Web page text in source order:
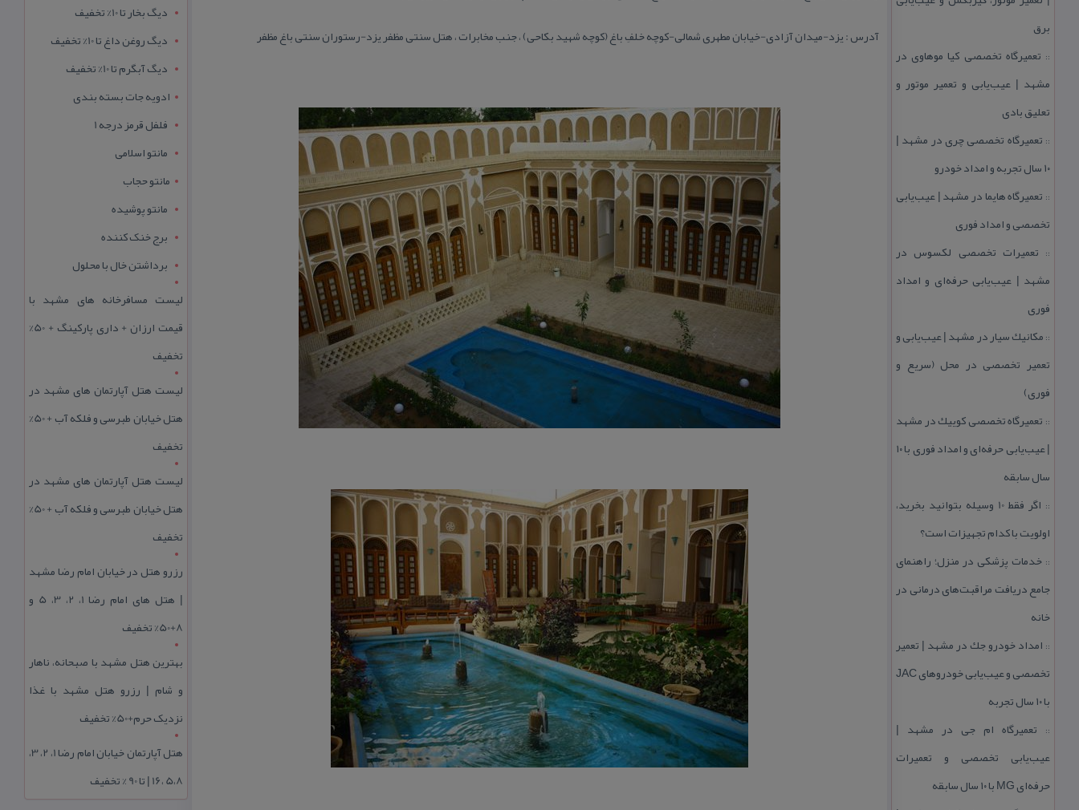
برق
:: تعمیرگاه تخصصی كیا موهاوی در
مشهد | عیب‌یابی و تعمیر موتور و
تعلیق بادی
:: تعمیرگاه تخصصی چری در مشهد |
۱۰ سال تجربه و امداد خودرو
:: تعمیرگاه هایما در مشهد | عیب‌یابی
تخصصی و امداد فوری
:: تعمیرات تخصصی لكسوس در
مشهد | عیب‌یابی حرفه‌ای و امداد
فوری
:: مكانیك سیار در مشهد | عیب‌یابی و
تعمیر تخصصی در محل (سریع و
فوری)
:: تعمیرگاه تخصصی كوییك در مشهد
| عیب‌یابی حرفه‌ای و امداد فوری با ۱۰
سال سابقه
::
اگر فقط 10 وسیله بتوانید بخرید،
اولویت با كدام تجهیزات است؟
:: خدمات پزشكی در منزل؛ راهنمای
جامع دریافت مراقبت‌های درمانی در
خانه
:: امداد خودرو جك در مشهد | تعمیر
تخصصی و عیب‌یابی خودروهای JAC
با ۱۰ سال تجربه
:: تعمیرگاه ام جی در مشهد |
عیب‌یابی تخصصی و تعمیرات
حرفه‌ای MG با ۱۰ سال سابقه
آدرس : یزد-میدان آزادی-خیابان مطهری شمالی-كوچه خلفِ باغ (كوچه شهید بكاحی) ، جنب مخابرات ، هتل سنتی مظفر یزد-رستوران سنتی باغ مظفر
دیگ بخار تا 10% تخفیف
دیگ روغن داغ تا 10% تخفیف
دیگ آبگرم تا 10% تخفیف
ادویه جات بسته بندی
فلفل قرمز درجه 1
مانتو اسلامی
مانتو حجاب
مانتو پوشیده
برج خنک کننده
برداشتن خال با محلول
لیست مسافرخانه های مشهد با
قیمت ارزان + داری پارکینگ + 50%
تخفیف
لیست هتل آپارتمان های مشهد در
هتل خیابان طبرسی و فلکه آب + 50%
تخفیف
لیست هتل آپارتمان های مشهد در
هتل خیابان طبرسی و فلکه آب + 50%
تخفیف
رزرو هتل در خیابان امام رضا مشهد
| هتل‌ های امام رضا 1، 2، 3، 5 و
8+50% تخفیف
بهترین هتل مشهد با صبحانه، ناهار
و شام | رزرو هتل مشهد با غذا
نزدیک حرم+50% تخفیف
هتل آپارتمان خیابان امام رضا 1، 2، 3،
5،8 ،16 | تا 90 % تخفیف